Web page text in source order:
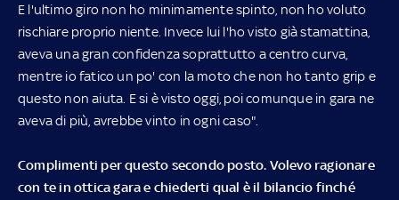
E l'ultimo giro non ho minimamente spinto, non ho voluto
rischiare proprio niente. Invece lui l'ho visto già stamattina,
aveva una gran confidenza soprattutto a centro curva,
mentre io fatico un po' con la moto che non ho tanto grip e
questo non aiuta. E si è visto oggi, poi comunque in gara ne
aveva di più, avrebbe vinto in ogni caso".
Complimenti per questo secondo posto. Volevo ragionare
con te in ottica gara e chiederti qual è il bilancio finché